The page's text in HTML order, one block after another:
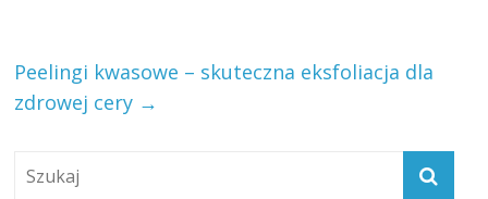
Peelingi kwasowe – skuteczna eksfoliacja dla
zdrowej cery →